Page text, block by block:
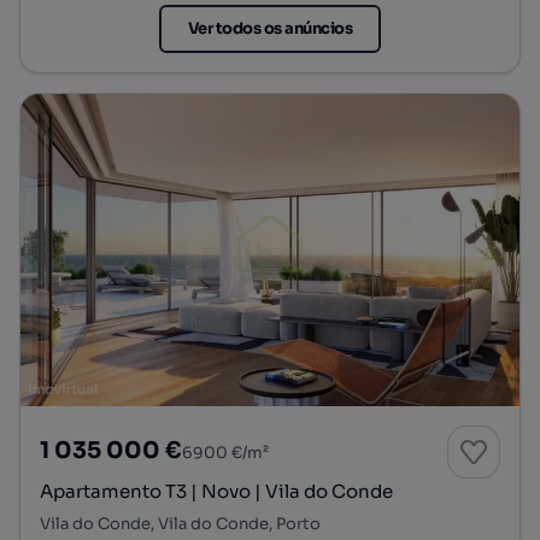
Ver todos os anúncios
1 035 000 €6900 €/m²
Apartamento T3 | Novo | Vila do Conde
Vila do Conde, Vila do Conde, Porto